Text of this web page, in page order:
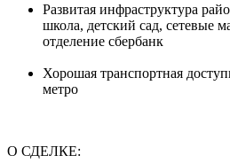
Развитая инфраструктура
школа, детский сад, сетевые
отделение сбербанк
Хорошая транспортная
метро
О СДЕЛКЕ: